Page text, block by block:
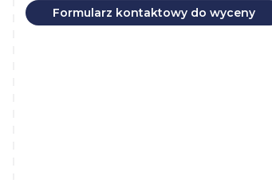
Formularz kontaktowy do wyceny